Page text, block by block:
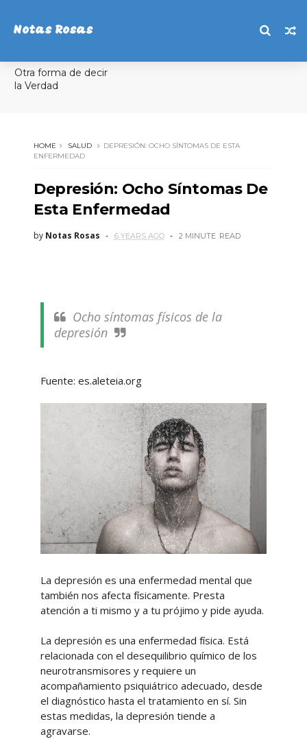
Notas Rosas
Otra forma de decir
la Verdad
HOME SALUD
DEPRESIÓN: OCHO SÍNTOMAS DE ESTA
ENFERMEDAD
Depresión: Ocho Síntomas De
Esta Enfermedad
by Notas Rosas 6 YEARS AGO 2 MINUTE READ
Ocho síntomas físicos de la
depresión
Fuente: es.aleteia.org
La depresión es una enfermedad mental que
también nos afecta físicamente. Presta
atención a ti mismo y a tu prójimo y pide ayuda.
La depresión es una enfermedad física. Está
relacionada con el desequilibrio químico de los
neurotransmisores y requiere un
acompañamiento psiquiátrico adecuado, desde
el diagnóstico hasta el tratamiento en sí. Sin
estas medidas, la depresión tiende a
agravarse.